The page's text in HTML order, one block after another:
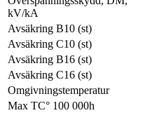
kV/kA
Avsäkring B10 (st)
Avsäkring C10 (st)
Avsäkring B16 (st)
Avsäkring C16 (st)
Omgivningstemperatur
Max TC° 100 000h